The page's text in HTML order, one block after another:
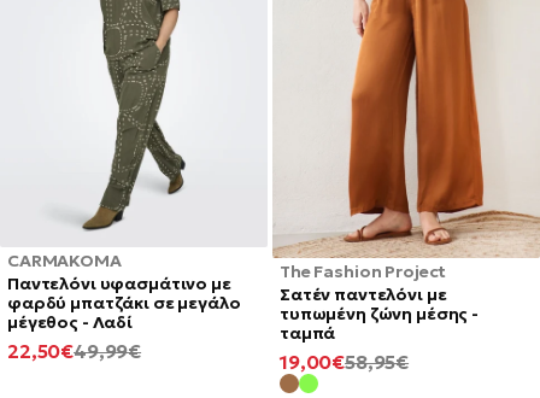
CARMAKOMA
Παντελόνι υφασμάτινο με
φαρδύ μπατζάκι σε μεγάλο
μέγεθος - Λαδί
ΚΑΝΟΝΙΚΉ
49,99€
ΕΛΆΧΙΣΤΗ
22,50€
The Fashion Project
Σατέν παντελόνι με
τυπωμένη ζώνη μέσης -
ταμπά
ΚΑΝΟΝΙΚΉ
58,95€
ΕΛΆΧΙΣΤΗ
ΤΙΜΉ
19,00€